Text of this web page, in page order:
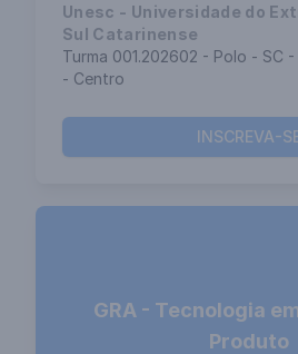
Unesc - Universidade do
Sul Catarinense
Turma 001.202602 - Polo - SC
- Centro
INSCREVA-
GRA - Tecnologia
Produto